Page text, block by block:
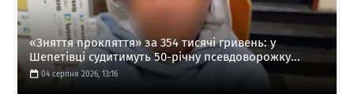
«Зняття прокляття» за 354 тисячі гривень: у
Шепетівці судитимуть 50-річну псевдоворожку...
04 серпня 2026, 13:16